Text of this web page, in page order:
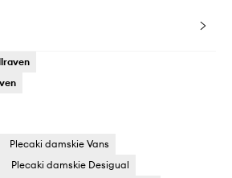
Plecaki damskie Vans
Plecaki damskie Desigual